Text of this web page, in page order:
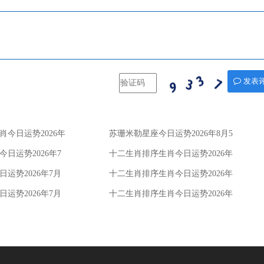
发表
今日运势2026年
苏珊米勒星座今日运势2026年8月5
日
日运势2026年7
十二生肖排序生肖今日运势2026年
7月28日
运势2026年7月
十二生肖排序生肖今日运势2026年
7月22日
运势2026年7月
十二生肖排序生肖今日运势2026年